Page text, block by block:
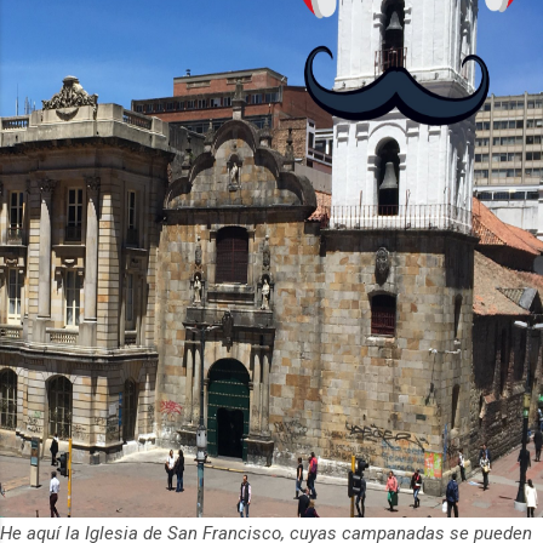
La aplicación Duolingo fue lanzada en
2012 y cuenta con más de 37 millones
de usuarios activos diarios. Desde 2022,
ha empeza...
He aquí la Iglesia de San Francisco, cuyas campanadas se pueden